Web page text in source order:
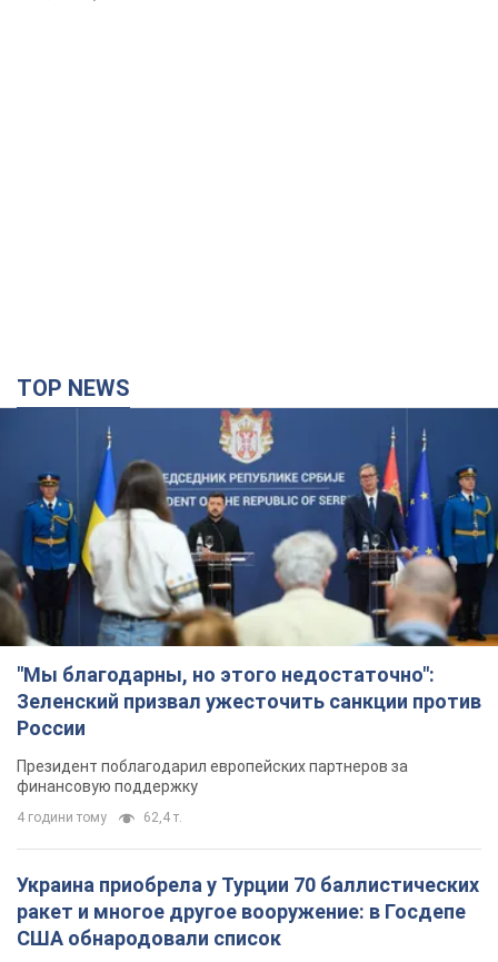
TOP NEWS
"Мы благодарны, но этого недостаточно":
Зеленский призвал ужесточить санкции против
России
Президент поблагодарил европейских партнеров за
финансовую поддержку
4 години тому 62,4 т.
Украина приобрела у Турции 70 баллистических
ракет и многое другое вооружение: в Госдепе
США обнародовали список